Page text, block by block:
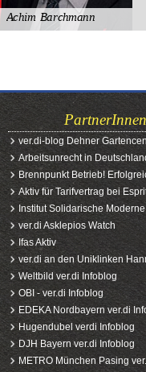
ver.di-blog Dehner
Arbeitsunrecht in
Brennpunkt Betrieb!
Aktiv für Tarifvertrag bei
Institut Solidarische Moderne
ver.di Asklepios Watch
Ifas Aktiv
ver.di an den Uniklinken
Weltbild ver.di Infoblog
OBI - ver.di Infoblog
EDEKA Nordbayern ver.di
Hugendubel verdi Infoblog
DJH Bayern ver.di Infoblog
METRO München Pasing